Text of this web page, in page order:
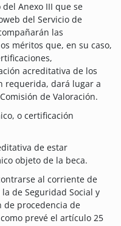
Anexo III que se
del Servicio de
las
méritos que, en su caso,
acreditativa de los
requerida, dará lugar a
de Valoración.
o certificación
de estar
objeto de la beca.
al corriente de
de Seguridad Social y
de procedencia de
prevé el artículo 25